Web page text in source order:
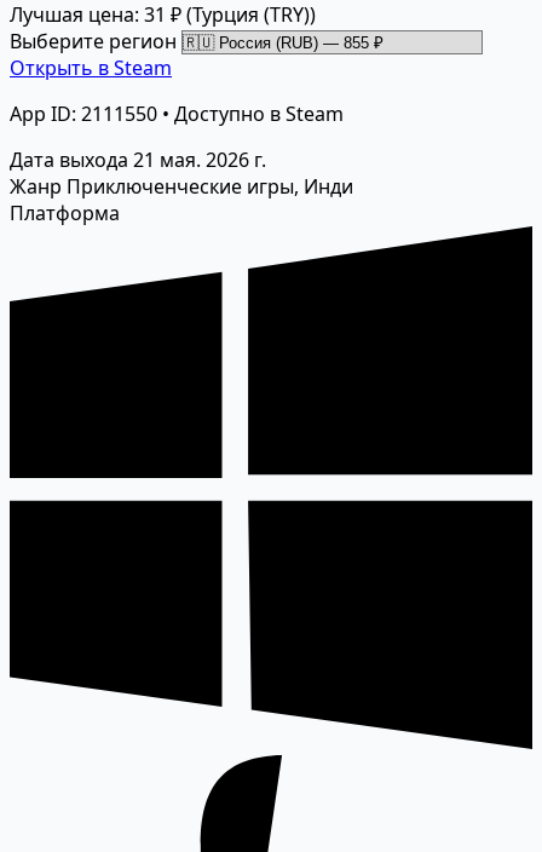
Лучшая цена: 31 ₽(Турция (TRY))
Выберите регион
Открыть в Steam
App ID: 2111550 • Доступно в Steam
Дата выхода 21 мая. 2026 г.
Жанр Приключенческие игры, Инди
Платформа